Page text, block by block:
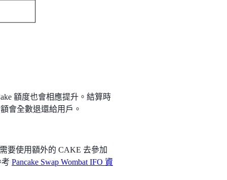
額度也會相應提升。結算時
會全數退還給用戶。
要使用額外的 CAKE 去參加
Pancake Swap Wombat IFO 資